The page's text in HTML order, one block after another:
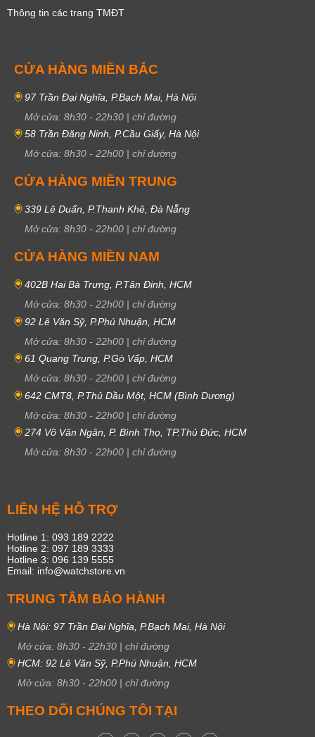
Thông tin các trang TMĐT
CỬA HÀNG MIỀN BẮC
97 Trần Đại Nghĩa, P.Bạch Mai, Hà Nội
Mở cửa: 8h30 - 22h30 | chỉ đường
58 Trần Đăng Ninh, P.Cầu Giấy, Hà Nội
Mở cửa: 8h30 - 22h00 | chỉ đường
CỬA HÀNG MIỀN TRUNG
339 Lê Duẩn, P.Thanh Khê, Đà Nẵng
Mở cửa: 8h30 - 22h00 | chỉ đường
CỬA HÀNG MIỀN NAM
402B Hai Bà Trưng, P.Tân Định, HCM
Mở cửa: 8h30 - 22h00 | chỉ đường
92 Lê Văn Sỹ, P.Phú Nhuận, HCM
Mở cửa: 8h30 - 22h00 | chỉ đường
61 Quang Trung, P.Gò Vấp, HCM
Mở cửa: 8h30 - 22h00 | chỉ đường
642 CMT8, P.Thủ Dầu Một, HCM (Bình Dương)
Mở cửa: 8h30 - 22h00 | chỉ đường
274 Võ Văn Ngân, P. Bình Thọ, TP.Thủ Đức, HCM
Mở cửa: 8h30 - 22h00 | chỉ đường
LIÊN HỆ HỖ TRỢ
Hotline 1: 093 189 2222
Hotline 2: 097 189 3333
Hotline 3: 096 139 5555
Email: info@watchstore.vn
TRUNG TÂM BẢO HÀNH
Hà Nội: 97 Trần Đại Nghĩa, P.Bạch Mai, Hà Nội
Mở cửa: 8h30 - 22h30 | chỉ đường
HCM: 92 Lê Văn Sỹ, P.Phú Nhuận, HCM
Mở cửa: 8h30 - 22h00 | chỉ đường
THEO DÕI CHÚNG TÔI TẠI